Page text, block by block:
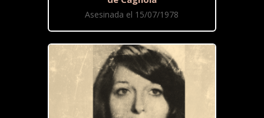
Asesinada el 15/07/1978